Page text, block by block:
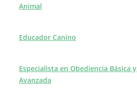
Animal
Educador Canino
Especialista en Obediencia Básica y
Avanzada